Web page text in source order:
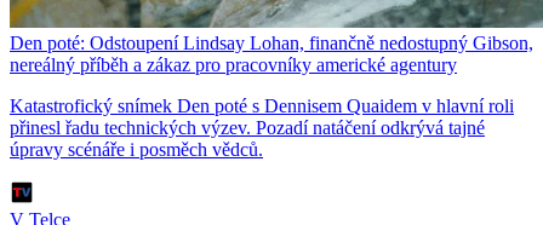
Den poté: Odstoupení Lindsay Lohan, finančně nedostupný Gibson,
nereálný příběh a zákaz pro pracovníky americké agentury
Katastrofický snímek Den poté s Dennisem Quaidem v hlavní roli
přinesl řadu technických výzev. Pozadí natáčení odkrývá tajné
úpravy scénáře i posměch vědců.
V Telce